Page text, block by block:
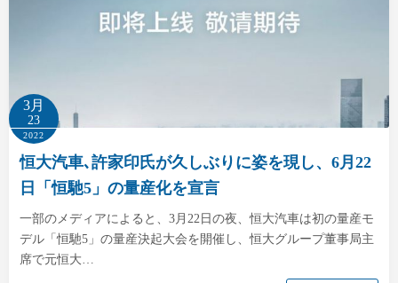
3月
23
2022
恒大汽車､許家印氏が久しぶりに姿を現し、6月22
日「恒馳5」の量産化を宣言
一部のメディアによると、3月22日の夜、恒大汽車は初の量産モ
デル「恒馳5」の量産決起大会を開催し、恒大グループ董事局主
席で元恒大…